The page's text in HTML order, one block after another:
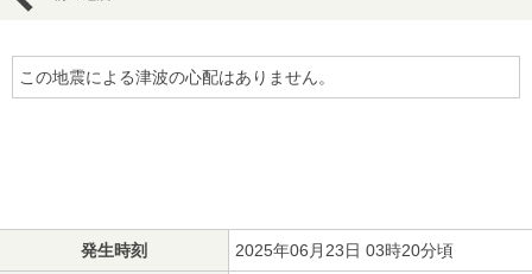
この地震による津波の心配はありません。
発生時刻 2025年06月23日 03時20分頃